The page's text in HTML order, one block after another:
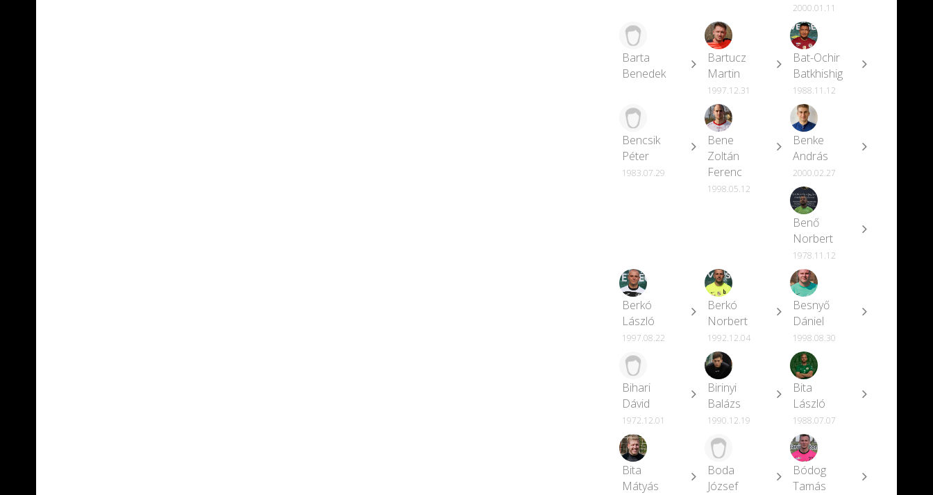
2000.01.11
Barta
Benedek
Bartucz
Martin
1997.12.31
Bat-Ochir
Batkhishig
1988.11.12
Bencsik
Péter
1983.07.29
Bene
Zoltán
Ferenc
1998.05.12
Benke
András
2000.02.27
Benő
Norbert
1978.11.12
Berkó
László
1997.08.22
Berkó
Norbert
1992.12.04
Besnyő
Dániel
1998.08.30
Bihari
Dávid
1972.12.01
Birinyi
Balázs
1990.12.19
Bita
László
1988.07.07
Bita
Mátyás
Boda
József
Bódog
Tamás